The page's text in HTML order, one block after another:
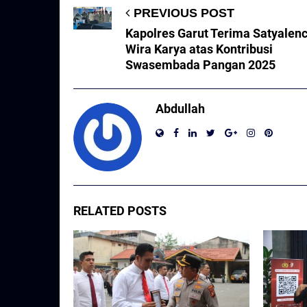
PREVIOUS POST
Kapolres Garut Terima
Wira Karya atas Kontribusi
Swasembada Pangan 2025
Abdullah
RELATED POSTS